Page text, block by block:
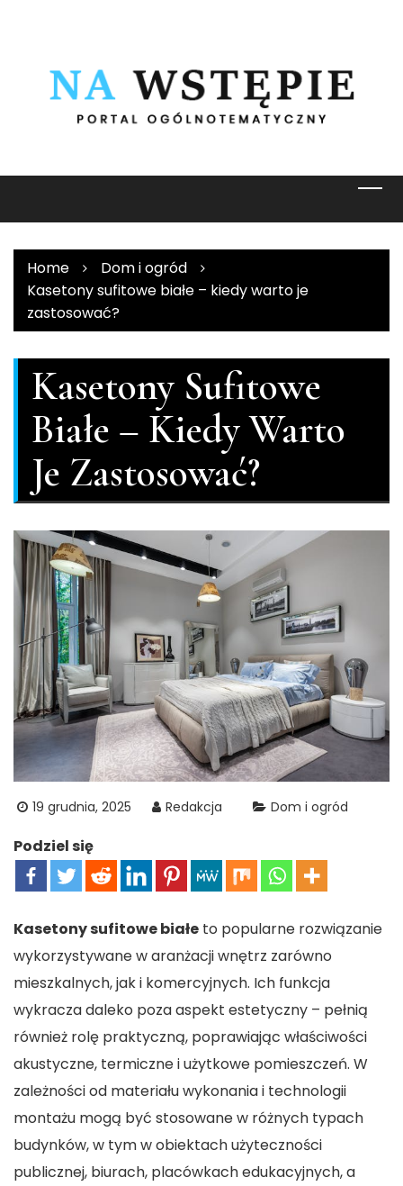
Home
Dom i ogród
Kasetony sufitowe białe – kiedy warto je
zastosować?
Kasetony Sufitowe
Białe – Kiedy Warto
Je Zastosować?
19 grudnia, 2025 Redakcja Dom i ogród
Podziel się
Kasetony sufitowe białe to popularne rozwiązanie
wykorzystywane w aranżacji wnętrz zarówno
mieszkalnych, jak i komercyjnych. Ich funkcja
wykracza daleko poza aspekt estetyczny – pełnią
również rolę praktyczną, poprawiając właściwości
akustyczne, termiczne i użytkowe pomieszczeń. W
zależności od materiału wykonania i technologii
montażu mogą być stosowane w różnych typach
budynków, w tym w obiektach użyteczności
publicznej, biurach, placówkach edukacyjnych, a